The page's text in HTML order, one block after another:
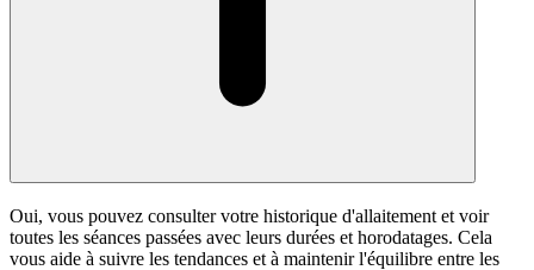
Oui, vous pouvez consulter votre historique d'allaitement et voir
toutes les séances passées avec leurs durées et horodatages. Cela
vous aide à suivre les tendances et à maintenir l'équilibre entre les